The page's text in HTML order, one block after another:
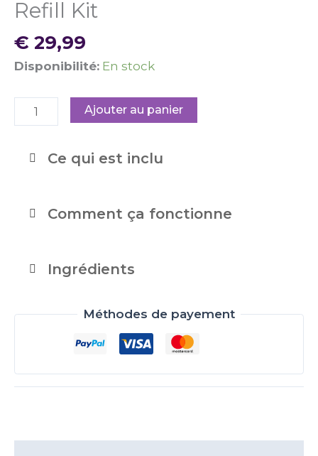
Refill Kit
€ 29,99
Disponibilité: En stock
Ajouter au panier
Ce qui est inclu
Comment ça fonctionne
Ingrédients
Méthodes de payement